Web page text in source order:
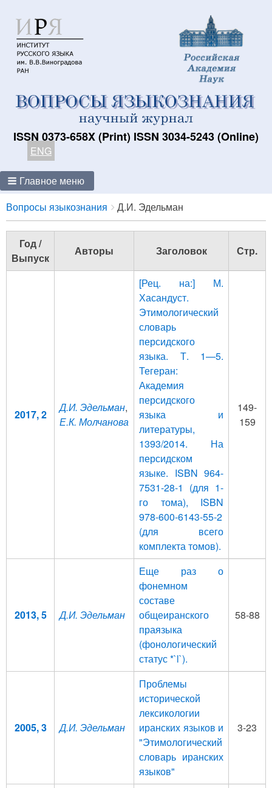
ISSN 0373-658X (Print) ISSN 3034-5243 (Online)
ENG
Главное меню
Breadcrumbs
You
are
here:
Вопросы языкознания Д.И. Эдельман
Год /
Выпуск
Авторы Заголовок Стр.
2017, 2
Д.И. Эдельман,
Е.К. Молчанова
[Рец. на:] М.
Хасандуст.
Этимологический
словарь
персидского
языка. Т. 1—5.
Тегеран:
Академия
персидского
языка и
литературы,
1393/2014. На
персидском
языке. ISBN 964-
7531-28-1 (для 1-
го тома), ISBN
978-600-6143-55-2
(для всего
комплекта томов).
149-
159
2013, 5 Д.И. Эдельман
Еще раз о
фонемном
составе
общеиранского
праязыка
(фонологический
статус *`l`).
58-88
2005, 3 Д.И. Эдельман
Проблемы
исторической
лексикологии
иранских языков и
"Этимологический
словарь иранских
языков"
3-23